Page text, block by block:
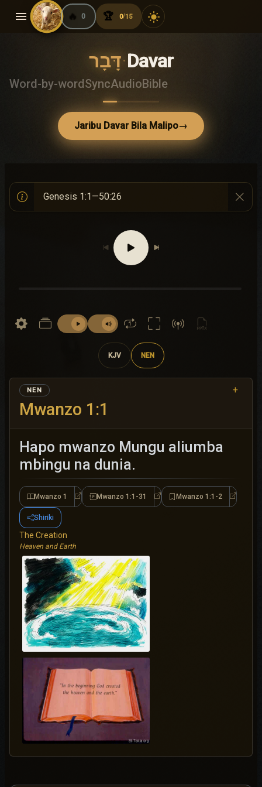
menu 🔥 0 🏆 0/15 light_mode
דָּבָר·Davar
Word-by-wordSyncAudioBible
Jaribu Davar Bila Malipo→
KJV NEN
Mwanzo 1:1
NEN +
Hapo mwanzo Mungu aliumba
mbingu na dunia.
Mwanzo 1 Mwanzo 1Mwanzo 1:1-31 Mwanzo 1:1-31
Mwanzo 1:1-2 Mwanzo
Shiriki
The Creation
Heaven and Earth